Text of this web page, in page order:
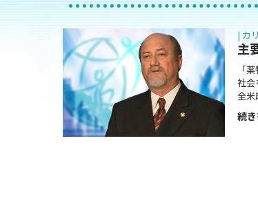
| カ
主
「
社会
全米
続